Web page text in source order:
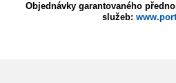
Objednávky garantovaného
služeb: